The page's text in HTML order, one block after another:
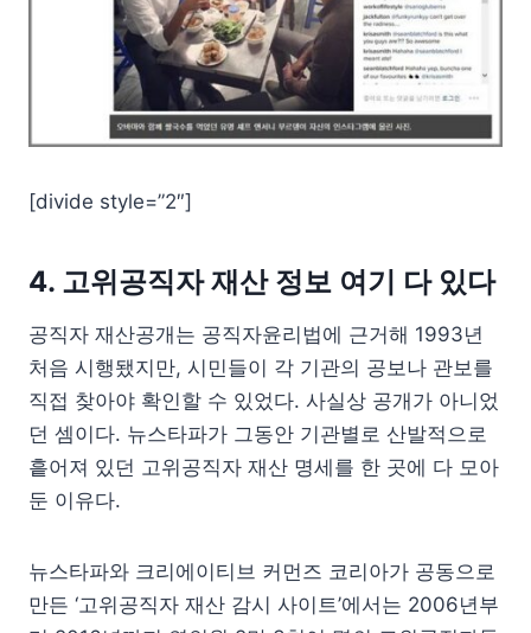
[divide style=”2″]
4. 고위공직자 재산 정보 여기 다 있다
공직자 재산공개는 공직자윤리법에 근거해 1993년
처음 시행됐지만, 시민들이 각 기관의 공보나 관보를
직접 찾아야 확인할 수 있었다. 사실상 공개가 아니었
던 셈이다. 뉴스타파가 그동안 기관별로 산발적으로
흩어져 있던 고위공직자 재산 명세를 한 곳에 다 모아
둔 이유다.
뉴스타파와 크리에이티브 커먼즈 코리아가 공동으로
만든 ‘고위공직자 재산 감시 사이트’에서는 2006년부